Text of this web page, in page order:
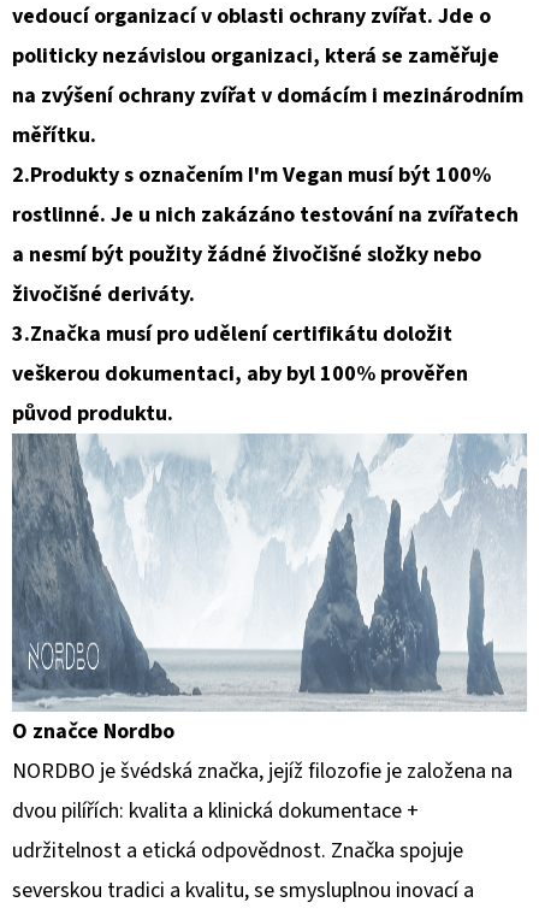
vedoucí organizací v oblasti ochrany zvířat. Jde o
politicky nezávislou organizaci, která se zaměřuje
na zvýšení ochrany zvířat v domácím i mezinárodním
měřítku.
2.Produkty s označením I'm Vegan musí být 100%
rostlinné. Je u nich zakázáno testování na zvířatech
a nesmí být použity žádné živočišné složky nebo
živočišné deriváty.
3.Značka musí pro udělení certifikátu doložit
veškerou dokumentaci, aby byl 100% prověřen
původ produktu.
O značce Nordbo
NORDBO je švédská značka, jejíž filozofie je založena na
dvou pilířích: kvalita a klinická dokumentace +
udržitelnost a etická odpovědnost. Značka spojuje
severskou tradici a kvalitu, se smysluplnou inovací a